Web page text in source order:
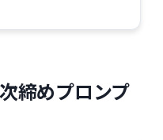
締めプロンプ